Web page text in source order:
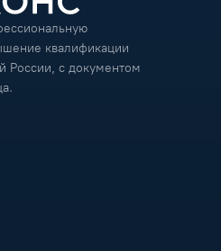
квалификации
России, с документом